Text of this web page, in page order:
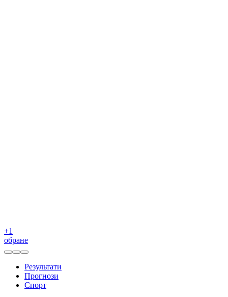
+1
обране
Результати
Прогнози
Спорт